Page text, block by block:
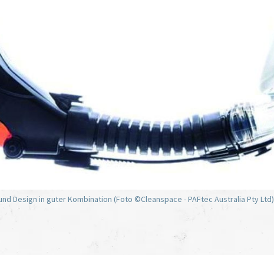
Design in guter Kombination (Foto ©Cleanspace - PAFtec Australia Pty Ltd)